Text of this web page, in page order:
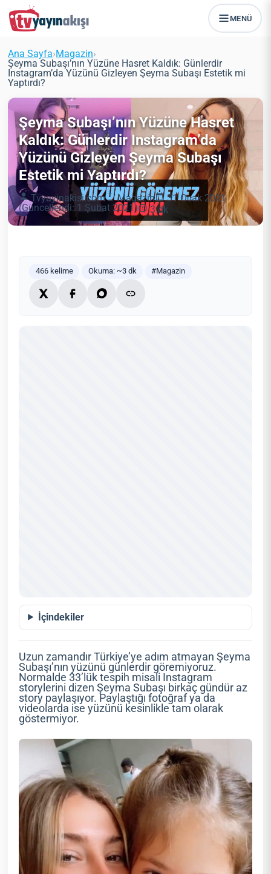
MENÜ
Ana Sayfa›Magazin›
Şeyma Subaşı’nın Yüzüne Hasret Kaldık: Günlerdir
Instagram’da Yüzünü Gizleyen Şeyma Subaşı Estetik mi
Yaptırdı?
Şeyma Subaşı’nın Yüzüne Hasret
Kaldık: Günlerdir Instagram’da
Yüzünü Gizleyen Şeyma Subaşı
Estetik mi Yaptırdı?
Tvyayinakisi.com Magazin
31 Ocak 2021
(Güncellendi: 1 Şubat 2021)
3 dk
466 kelime Okuma: ~3 dk #Magazin
İçindekiler
Uzun zamandır Türkiye’ye adım atmayan Şeyma
Subaşı’nın yüzünü günlerdir göremiyoruz.
Normalde 33’lük tespih misali Instagram
storylerini dizen Şeyma Subaşı birkaç gündür az
story paylaşıyor. Paylaştığı fotoğraf ya da
videolarda ise yüzünü kesinlikle tam olarak
göstermiyor.